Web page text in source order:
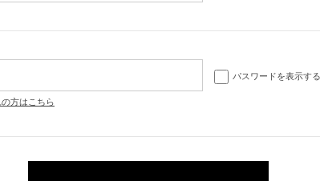
パスワードを表示する
方はこちら